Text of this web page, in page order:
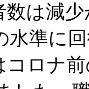
数は減
水準に
コロナ